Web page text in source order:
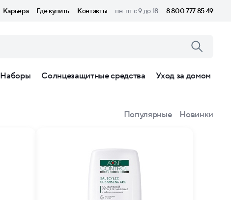
Карьера Где купить Контакты пн-пт с 9 до 18 8 800 777 85 49
Наборы Солнцезащитные средства
Уход за домом
Популярные Новинки